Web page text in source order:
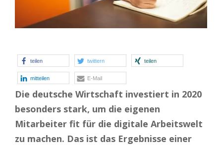
teilen twittern teilen
mitteilen E-Mail
Die deutsche Wirtschaft investiert in 2020
besonders stark, um die eigenen
Mitarbeiter fit für die digitale Arbeitswelt
zu machen. Das ist das Ergebnisse einer